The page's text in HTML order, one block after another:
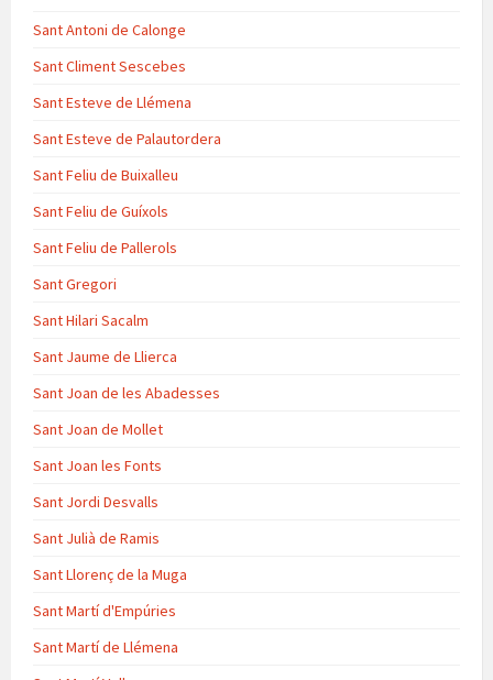
Sant Antoni de Calonge
Sant Climent Sescebes
Sant Esteve de Llémena
Sant Esteve de Palautordera
Sant Feliu de Buixalleu
Sant Feliu de Guíxols
Sant Feliu de Pallerols
Sant Gregori
Sant Hilari Sacalm
Sant Jaume de Llierca
Sant Joan de les Abadesses
Sant Joan de Mollet
Sant Joan les Fonts
Sant Jordi Desvalls
Sant Julià de Ramis
Sant Llorenç de la Muga
Sant Martí d'Empúries
Sant Martí de Llémena